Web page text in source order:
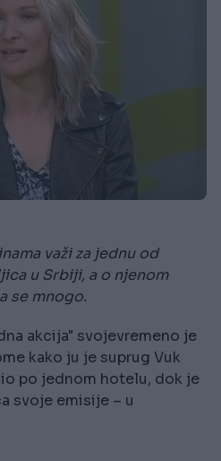
važi za jednu od
u Srbiji, a o njenom
se mnogo.
akcija" svojevremeno je
kako ju je suprug Vuk
po jednom hotelu, dok je
svoje emisije – u